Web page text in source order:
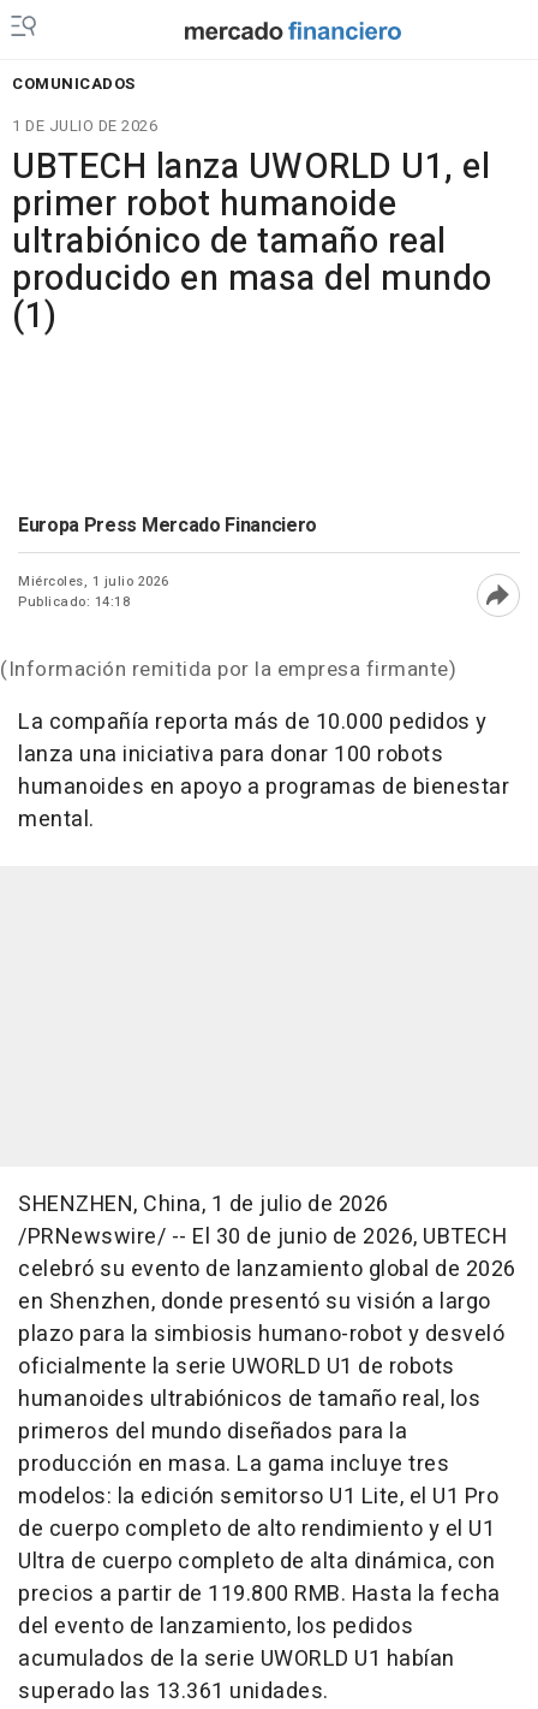
COMUNICADOS
1 DE JULIO DE 2026
UBTECH lanza UWORLD U1, el
primer robot humanoide
ultrabiónico de tamaño real
producido en masa del mundo
(1)
Europa Press Mercado Financiero
Miércoles, 1 julio 2026
Publicado: 14:18
(Información remitida por la empresa firmante)
La compañía reporta más de 10.000 pedidos y
lanza una iniciativa para donar 100 robots
humanoides en apoyo a programas de bienestar
mental.
SHENZHEN, China, 1 de julio de 2026
/PRNewswire/ -- El 30 de junio de 2026, UBTECH
celebró su evento de lanzamiento global de 2026
en Shenzhen, donde presentó su visión a largo
plazo para la simbiosis humano-robot y desveló
oficialmente la serie UWORLD U1 de robots
humanoides ultrabiónicos de tamaño real, los
primeros del mundo diseñados para la
producción en masa. La gama incluye tres
modelos: la edición semitorso U1 Lite, el U1 Pro
de cuerpo completo de alto rendimiento y el U1
Ultra de cuerpo completo de alta dinámica, con
precios a partir de 119.800 RMB. Hasta la fecha
del evento de lanzamiento, los pedidos
acumulados de la serie UWORLD U1 habían
superado las 13.361 unidades.